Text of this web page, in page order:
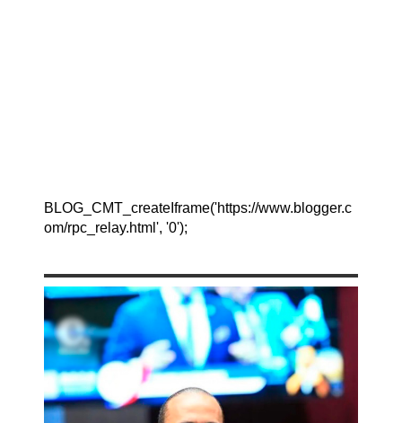
BLOG_CMT_createIframe('https://www.blogger.c
om/rpc_relay.html', '0');